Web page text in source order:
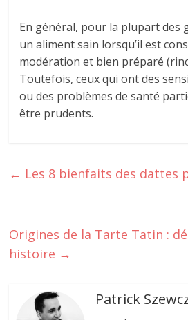
En général, pour la plupart des
un aliment sain lorsqu’il est
modération et bien préparé
Toutefois, ceux qui ont des
ou des problèmes de santé
être prudents.
← Les 8 bienfaits des dattes
Origines de la Tarte Tatin :
histoire →
Patrick